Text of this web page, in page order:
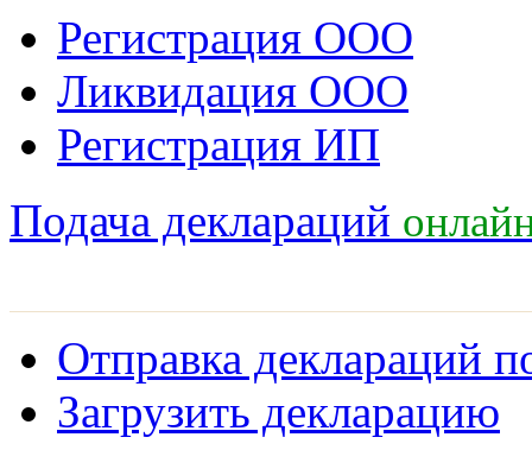
Регистрация ООО
Ликвидация ООО
Регистрация ИП
Подача деклараций
Отправка деклараций
Загрузить декларацию